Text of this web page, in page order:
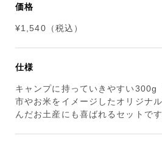
価格
¥1,540（税込）
仕様
キャンプに持っていきやすい300g
市やお米をイメージしたオリジナ
んだお土産にも喜ばれるセットです